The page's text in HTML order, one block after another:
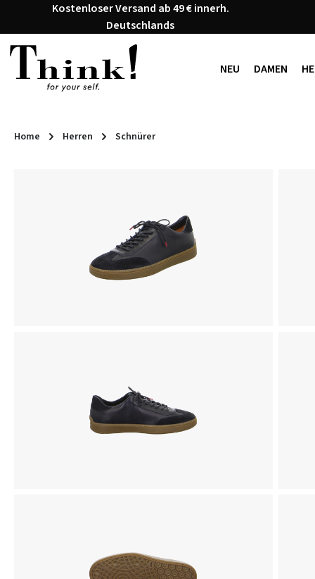
Hauptinhalt springen
Zur Suche springen
Zur Hauptnavigation springen
Kostenloser Versand ab 49 € innerh.
Deutschlands
NEU DAMEN
Home Herren Schnürer